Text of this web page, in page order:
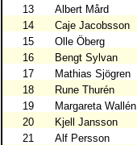
13
Albert Mård
14
Caje Jacobsson
15
Olle Öberg
16
Bengt Sylvan
17
Mathias Sjögren
18
Rune Thurén
19
Margareta Wallén
20
Kjell Jansson
21
Alf Persson